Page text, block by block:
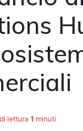
lettura 1 minuti